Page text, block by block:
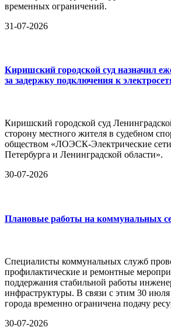
временных ограничений.
31-07-2026
Киришский городской суд назначил
за задержку подключения к
Киришский городской суд
сторону местного жителя в судебном
обществом «ЛОЭСК-Электрические
Петербурга и Ленинградской области».
30-07-2026
Плановые работы на коммунальных
Специалисты коммунальных служб
профилактические и ремонтные
поддержания стабильной работы
инфраструктуры. В связи с этим 30 июля
города временно ограничена подачу
30-07-2026